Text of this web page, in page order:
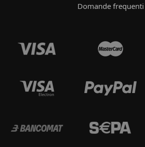
Domande frequenti